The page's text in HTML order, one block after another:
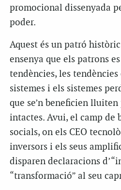
promocional dissenyada
poder.
Aquest és un patró
ensenya que els patrons
tendències, les
sistemes i els sistemes
que se’n beneficien
intactes. Avui, el camp de
socials, on els CEO
inversors i els seus
disparen declaracions
“transformació” al seu